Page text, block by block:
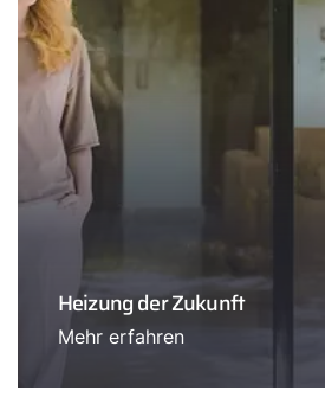
Heizung der Zukunft
Mehr erfahren